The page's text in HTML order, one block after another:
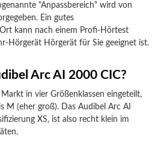
"Anpassbereich" wird von
Ein gutes
kann nach einem Profi-Hörtest
Hörgerät Hörgerät für Sie geeignet ist.
Arc AI 2000 CIC?
in vier Größenklassen eingeteilt,
M (eher groß). Das Audibel Arc AI
XS, ist also recht klein im